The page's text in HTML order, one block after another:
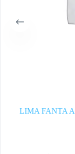
LIMA FANTA